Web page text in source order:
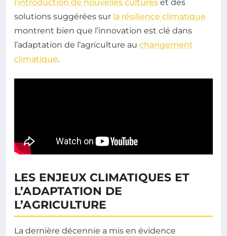
l’introduction de nouvelles cultures et des
solutions suggérées sur la résilience climatique
montrent bien que l’innovation est clé dans
l’adaptation de l’agriculture au changement
climatique.
LES ENJEUX CLIMATIQUES ET
L’ADAPTATION DE
L’AGRICULTURE
La dernière décennie a mis en évidence